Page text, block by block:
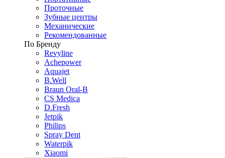
Проточные
Зубные центры
Механические
Рекомендованные
По Бренду
Revyline
Achepower
Aquajet
B.Well
Braun Oral-B
CS Medica
D.Fresh
Jetpik
Philips
Spray Dent
Waterpik
Xiaomi